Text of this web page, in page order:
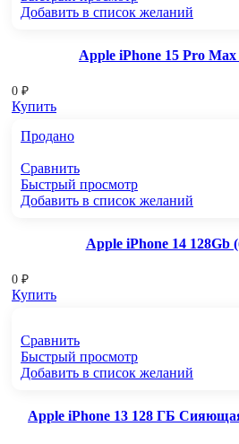
Добавить в список желаний
Apple iPhone 15 Pro Max
0 ₽
Купить
Продано
Сравнить
Быстрый просмотр
Добавить в список желаний
Apple iPhone 14 128Gb
0 ₽
Купить
Сравнить
Быстрый просмотр
Добавить в список желаний
Apple iPhone 13 128 ГБ Сияющая